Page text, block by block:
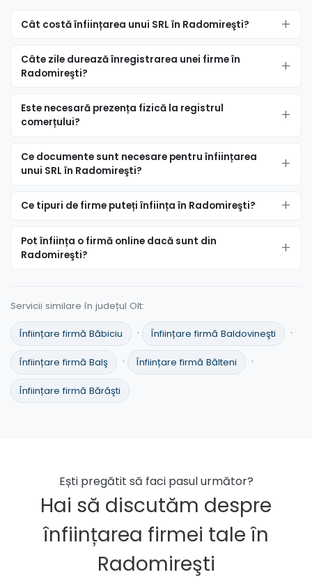
Cât costă înființarea unui SRL în Radomireşti?
Câte zile durează înregistrarea unei firme în
Radomireşti?
Este necesară prezența fizică la registrul
comerțului?
Ce documente sunt necesare pentru înființarea
unui SRL în Radomireşti?
Ce tipuri de firme puteți înființa în Radomireşti?
Pot înființa o firmă online dacă sunt din
Radomireşti?
Servicii similare în județul Olt:
Înființare firmă Băbiciu · Înființare firmă Baldovineşti ·
Înființare firmă Balş · Înființare firmă Bălteni ·
Înființare firmă Bărăşti
Ești pregătit să faci pasul următor?
Hai să discutăm despre
înființarea firmei tale în
Radomireşti